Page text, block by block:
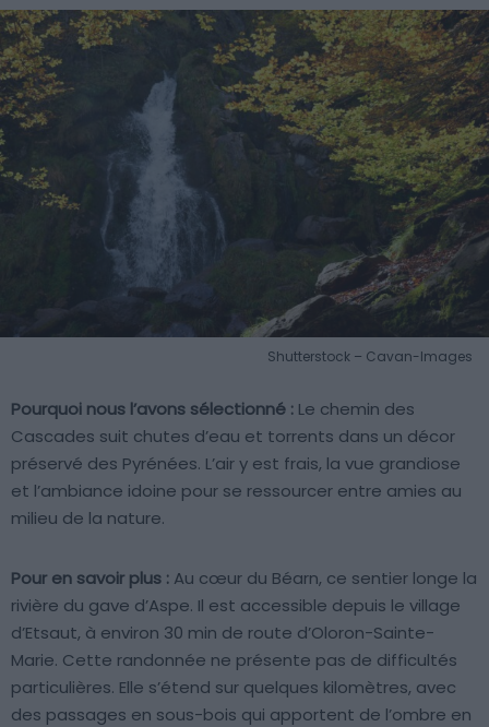
Shutterstock – Cavan-Images
Pourquoi nous l’avons sélectionné : Le chemin des
Cascades suit chutes d’eau et torrents dans un décor
préservé des Pyrénées. L’air y est frais, la vue grandiose
et l’ambiance idoine pour se ressourcer entre amies au
milieu de la nature.
Pour en savoir plus : Au cœur du Béarn, ce sentier longe la
rivière du gave d’Aspe. Il est accessible depuis le village
d’Etsaut, à environ 30 min de route d’Oloron-Sainte-
Marie. Cette randonnée ne présente pas de difficultés
particulières. Elle s’étend sur quelques kilomètres, avec
des passages en sous-bois qui apportent de l’ombre en